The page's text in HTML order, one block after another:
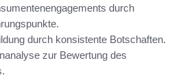
durch
durch konsistente Botschaften.
zur Bewertung des